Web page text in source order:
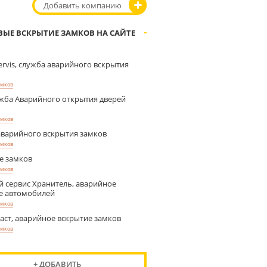
Добавить компанию
ВСКРЫТИЕ ЗАМКОВ НА САЙТЕ
служба аварийного вскрытия
Аварийного открытия дверей
вскрытия замков
замков
Хранитель, аварийное
автомобилей
аварийное вскрытие замков
+ ДОБАВИТЬ